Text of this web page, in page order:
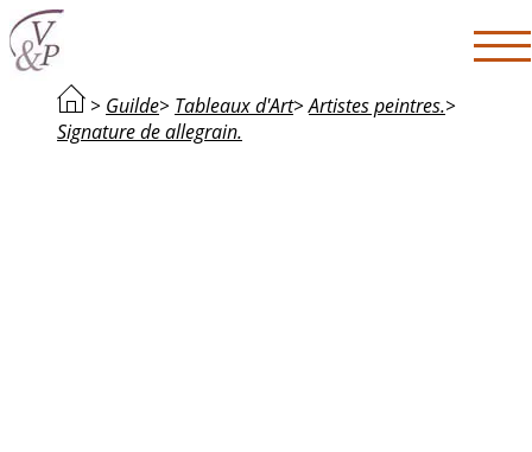
> Guilde> Tableaux d'Art>Artistes peintres.>
Signature de allegrain.